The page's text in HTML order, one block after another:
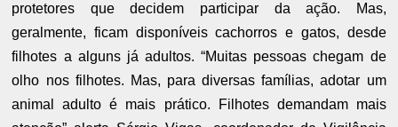
protetores que decidem participar da ação. Mas,
geralmente, ficam disponíveis cachorros e gatos, desde
filhotes a alguns já adultos. “Muitas pessoas chegam de
olho nos filhotes. Mas, para diversas famílias, adotar um
animal adulto é mais prático. Filhotes demandam mais